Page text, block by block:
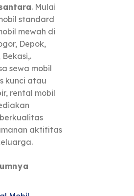
. Mulai
standard
mewah di
Depok,
sewa mobil
kunci atau
rental mobil
aktifitas